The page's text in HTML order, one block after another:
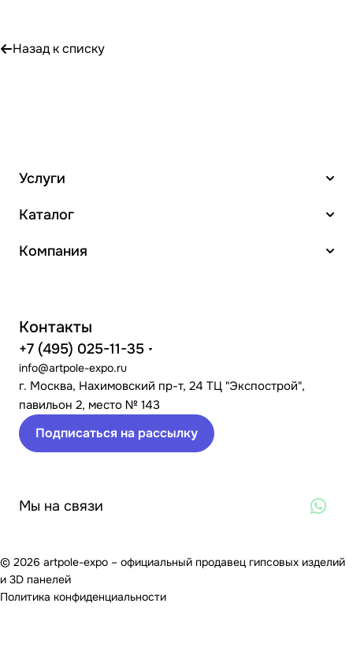
Назад к списку
Услуги
Каталог
Компания
Контакты
+7 (495) 025-11-35
info@artpole-expo.ru
г. Москва, Нахимовский пр-т, 24 ТЦ "Экспострой",
павильон 2, место № 143
Подписаться на рассылку
Мы на связи
© 2026 artpole-expo – официальный продавец гипсовых изделий
и 3D панелей
Политика конфиденциальности